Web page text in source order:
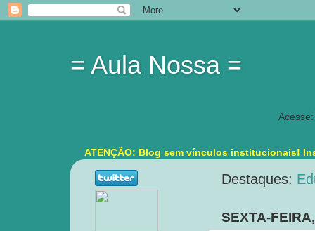
= Aula Nossa =
Acesse:
ATENÇÃO: Blog sem vínculos institucionais!
Destaques:
SEXTA-